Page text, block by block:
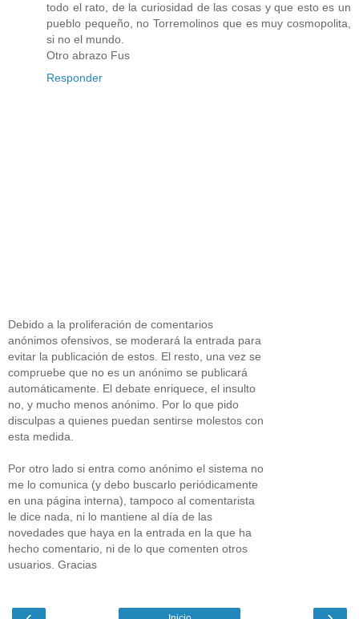
todo el rato, de la curiosidad de las cosas y que esto es un
pueblo pequeño, no Torremolinos que es muy cosmopolita,
si no el mundo.
Otro abrazo Fus
Responder
Debido a la proliferación de comentarios
anónimos ofensivos, se moderará la entrada para
evitar la publicación de estos. El resto, una vez se
compruebe que no es un anónimo se publicará
automáticamente. El debate enriquece, el insulto
no, y mucho menos anónimo. Por lo que pido
disculpas a quienes puedan sentirse molestos con
esta medida.
Por otro lado si entra como anónimo el sistema no
me lo comunica (y debo buscarlo periódicamente
en una página interna), tampoco al comentarista
le dice nada, ni lo mantiene al día de las
novedades que haya en la entrada en la que ha
hecho comentario, ni de lo que comenten otros
usuarios. Gracias